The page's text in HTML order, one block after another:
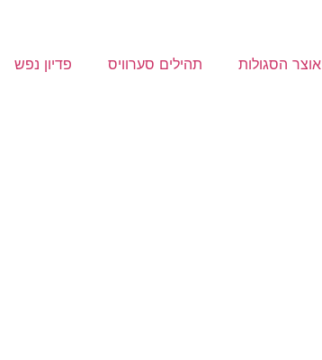
אוצר הסגולות תהילים סערוויס פדיון נפש